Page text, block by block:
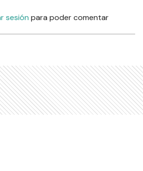
sesión para poder comentar